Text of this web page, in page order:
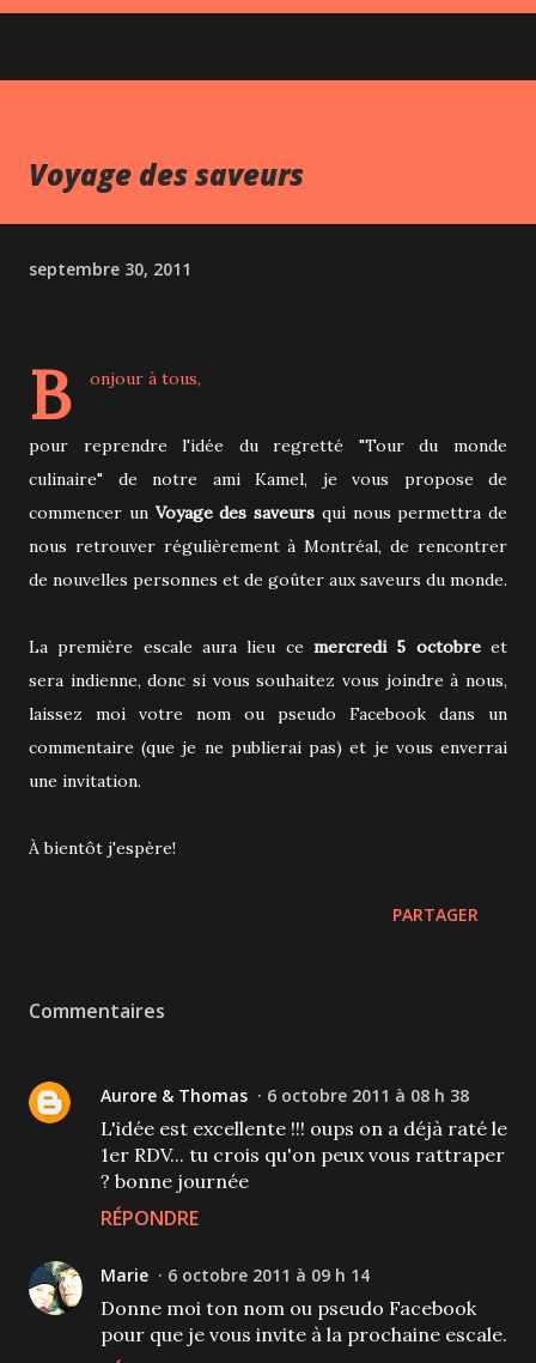
Voyage des saveurs
septembre 30, 2011
B onjour à tous,
pour reprendre l'idée du regretté "Tour du monde
culinaire" de notre ami Kamel, je vous propose de
commencer un Voyage des saveurs qui nous permettra de
nous retrouver régulièrement à Montréal, de rencontrer
de nouvelles personnes et de goûter aux saveurs du monde.
La première escale aura lieu ce mercredi 5 octobreet
sera indienne, donc si vous souhaitez vous joindre à nous,
laissez moi votre nom ou pseudo Facebook dans un
commentaire (que je ne publierai pas) et je vous enverrai
une invitation.
À bientôt j'espère!
PARTAGER
Commentaires
Aurore & Thomas 6 octobre 2011 à 08 h 38
L'idée est excellente !!! oups on a déjà raté le
1er RDV... tu crois qu'on peux vous rattraper
? bonne journée
RÉPONDRE
Marie 6 octobre 2011 à 09 h 14
Donne moi ton nom ou pseudo Facebook
pour que je vous invite à la prochaine escale.